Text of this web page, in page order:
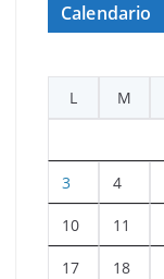
Calendario
L
M
3 4
10 11
17 18